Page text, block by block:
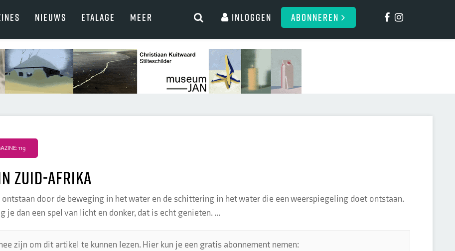
NIEUWS ETALAGE MEER Inloggen ABONNEREN
119
ZUID-AFRIKA
door de beweging in het water en de schittering in het water die een weerspiegeling doet ontstaan.
je dan een spel van licht en donker, dat is echt genieten. ...
zijn om dit artikel te kunnen lezen. Hier kun je een gratis abonnement nemen: